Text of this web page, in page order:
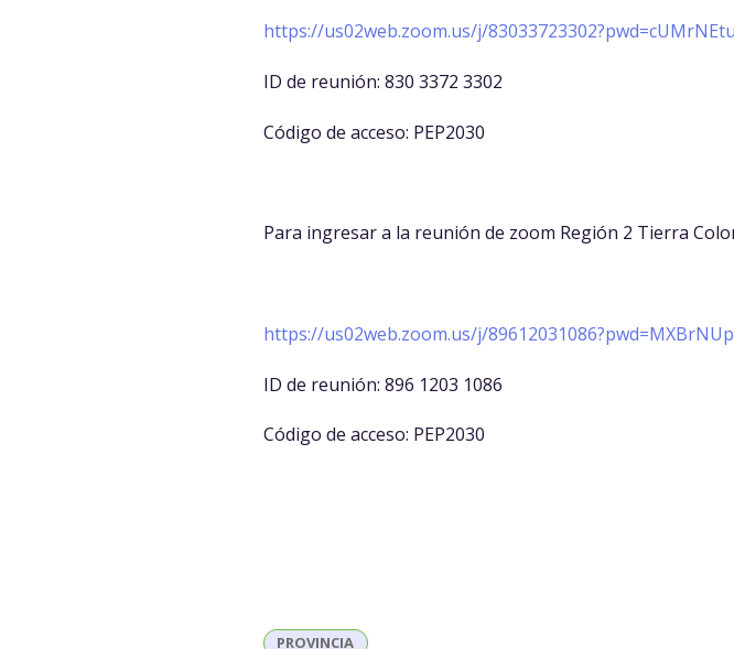
https://us02web.zoom.us/j/
ID de reunión: 830 3372 3302
Código de acceso: PEP2030
Para ingresar a la reunión de zoom Región 2 Tierra
https://us02web.zoom.us/j/
ID de reunión: 896 1203 1086
Código de acceso: PEP2030
PROVINCIA